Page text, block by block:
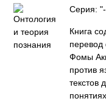
Серия:
Книга
перевод
Фомы
против
текстов